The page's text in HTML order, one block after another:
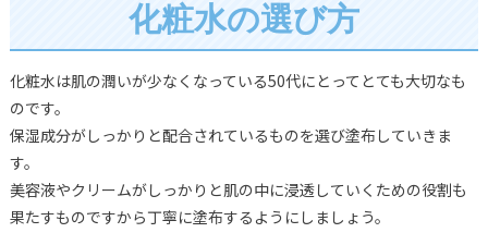
化粧水の選び方
化粧水は肌の潤いが少なくなっている50代にとってとても大切なも
のです。
保湿成分がしっかりと配合されているものを選び塗布していきま
す。
美容液やクリームがしっかりと肌の中に浸透していくための役割も
果たすものですから丁寧に塗布するようにしましょう。